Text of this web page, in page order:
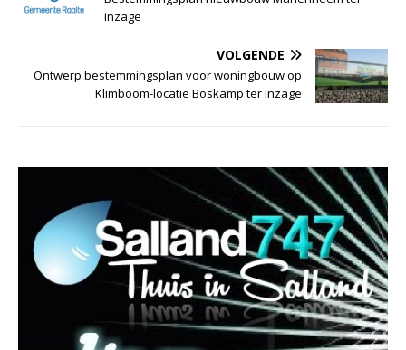
inzage
VOLGENDE
Ontwerp bestemmingsplan voor woningbouw op
Klimboom-locatie Boskamp ter inzage